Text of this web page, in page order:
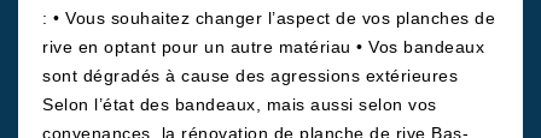
: • Vous souhaitez changer l’aspect de vos planches de
rive en optant pour un autre matériau • Vos bandeaux
sont dégradés à cause des agressions extérieures
Selon l’état des bandeaux, mais aussi selon vos
convenances, la rénovation de planche de rive Bas-